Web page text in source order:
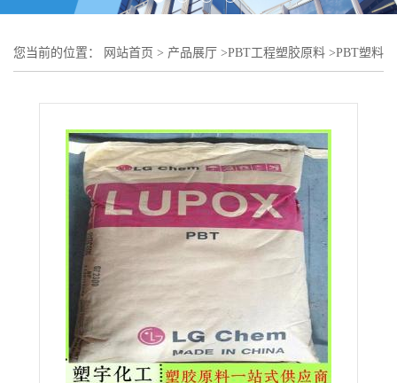
您当前的位置： 网站首页 > 产品展厅 >PBT工程塑胶原料 >PBT塑料